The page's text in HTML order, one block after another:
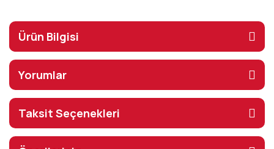
Ürün Bilgisi
Yorumlar
Taksit Seçenekleri